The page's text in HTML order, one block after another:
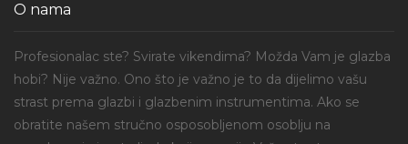
O nama
Profesionalac ste? Svirate vikendima? Možda Vam je glazba
hobi? Nije važno. Ono što je važno je to da dijelimo vašu
strast prema glazbi i glazbenim instrumentima. Ako se
obratite našem stručno osposobljenom osoblju na